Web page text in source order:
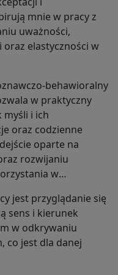
mnie w pracy z
uważności,
oraz elastyczności w
behawioralny
w praktyczny
myśli i ich
oraz codzienne
oparte na
rozwijaniu
w
jest przyglądanie się
sens i kierunek
w odkrywaniu
co jest dla danej